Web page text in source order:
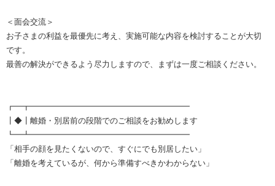
＜面会交流＞
お子さまの利益を最優先に考え、実施可能な内容を検討することが大切
です。
最善の解決ができるよう尽力しますので、まずは一度ご相談ください。
┏━┳━━━━━━━━━━━━━━━━━━━━
┃◆┃離婚・別居前の段階でのご相談をお勧めします
┗━┻━━━━━━━━━━━━━━━━━━━━
「相手の顔を見たくないので、すぐにでも別居したい」
「離婚を考えているが、何から準備すべきかわからない」